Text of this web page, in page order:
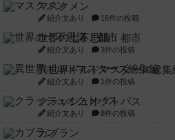
マスクメン
紹介文あり 16件の投稿
世界の七不思議：都市
紹介文あり 3件の投稿
異世界ギルドマスターズ総集
紹介文あり 1件の投稿
クラッシュオクトパス
紹介文あり 8件の投稿
カブラン